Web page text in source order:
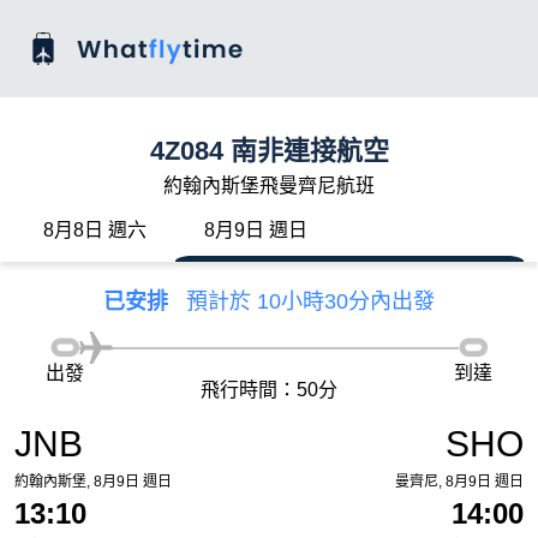
4Z084 南非連接航空
約翰內斯堡飛曼齊尼航班
8月8日 週六 8月9日 週日
已安排 預計於 10小時30分內出發
JNB
約翰內斯堡, 8月9日 週日
13:10
出發
飛行時間：50分
到達
SHO
曼齊尼, 8月9日 週日
14:00